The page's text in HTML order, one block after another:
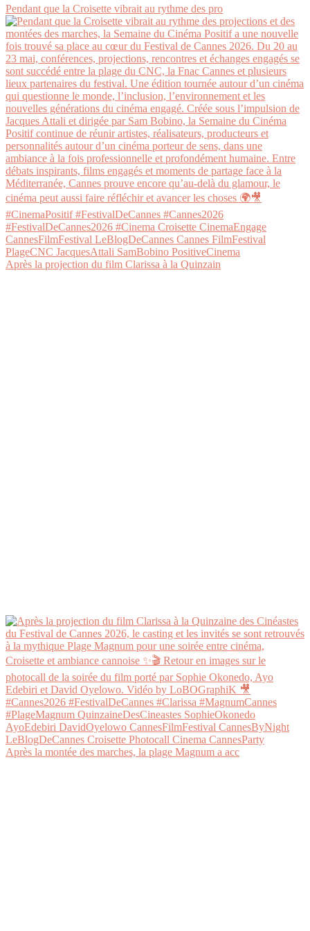
Pendant que la Croisette vibrait au rythme des pro
Après la projection du film Clarissa à la Quinzain
Après la montée des marches, la plage Magnum a acc